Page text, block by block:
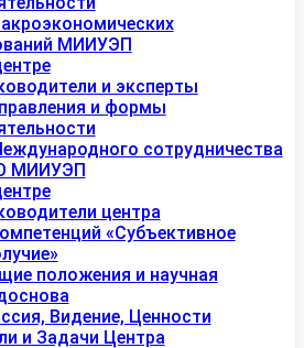
МИИУЭП
и эксперты
и формы
сотрудничества
МИИУЭП
центра
«Субъективное
положения и научная
Видение, Ценности
и Задачи Центра